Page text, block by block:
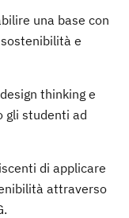
una base con
e
thinking e
gli studenti ad
di applicare
attraverso